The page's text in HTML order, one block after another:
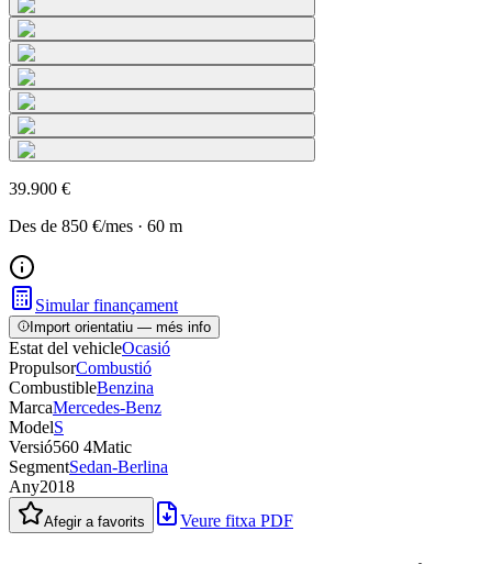
39.900 €
Des de 850 €/mes · 60 m
Simular finançament
Import orientatiu — més info
Estat del vehicleOcasió
PropulsorCombustió
CombustibleBenzina
MarcaMercedes-Benz
ModelS
Versió560 4Matic
SegmentSedan-Berlina
Any2018
Afegir a favorits Veure fitxa PDF